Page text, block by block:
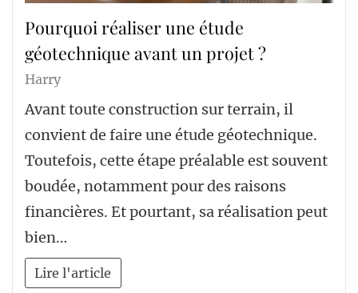
Pourquoi réaliser une étude
géotechnique avant un projet ?
Harry
Avant toute construction sur terrain, il
convient de faire une étude géotechnique.
Toutefois, cette étape préalable est souvent
boudée, notamment pour des raisons
financières. Et pourtant, sa réalisation peut
bien…
Lire l'article